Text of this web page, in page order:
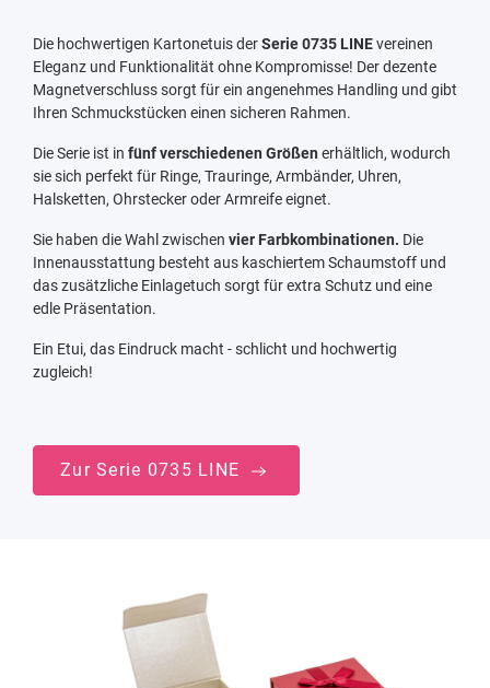
Die hochwertigen Kartonetuis derSerie 0735 LINEvereinen
Eleganz und Funktionalität ohne Kompromisse! Der dezente
Magnetverschluss sorgt für ein angenehmes Handling und gibt
Ihren Schmuckstücken einen sicheren Rahmen.
Die Serie ist in fünf verschiedenen Größen erhältlich, wodurch
sie sich perfekt für Ringe, Trauringe, Armbänder, Uhren,
Halsketten, Ohrstecker oder Armreife eignet.
Sie haben die Wahl zwischen vier Farbkombinationen. Die
Innenausstattung besteht aus kaschiertem Schaumstoff und
das zusätzliche Einlagetuch sorgt für extra Schutz und eine
edle Präsentation.
Ein Etui, das Eindruck macht - schlicht und hochwertig
zugleich!
Zur Serie 0735 LINE